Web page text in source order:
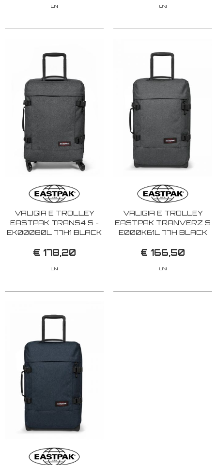
UNI UNI
VALIGIA E TROLLEY
EASTPAK TRANS4 S -
EK00080L 77H1 BLACK
€ 178,20
UNI
VALIGIA E TROLLEY
EASTPAK TRANVERZ S
E000K61L 77H BLACK
€ 166,50
UNI